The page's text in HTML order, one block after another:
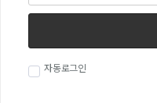
자동로그인